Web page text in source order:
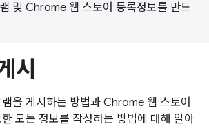
및 Chrome 웹 스토어 등록정보를 만드
시
을 게시하는 방법과 Chrome 웹 스토어
모든 정보를 작성하는 방법에 대해 알아